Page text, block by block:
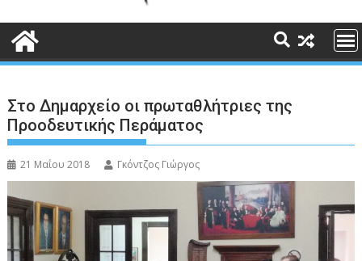
Στο Δημαρχείο οι πρωταθλήτριες της
Προοδευτικής Περάματος
21 Μαΐου 2018 Γκόντζος Γιώργος